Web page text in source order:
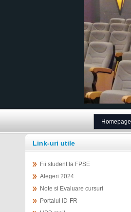
Homepage
Link-uri utile
Fii student la FPSE
Alegeri 2024
Note si Evaluare cursuri
Portalul ID-FR